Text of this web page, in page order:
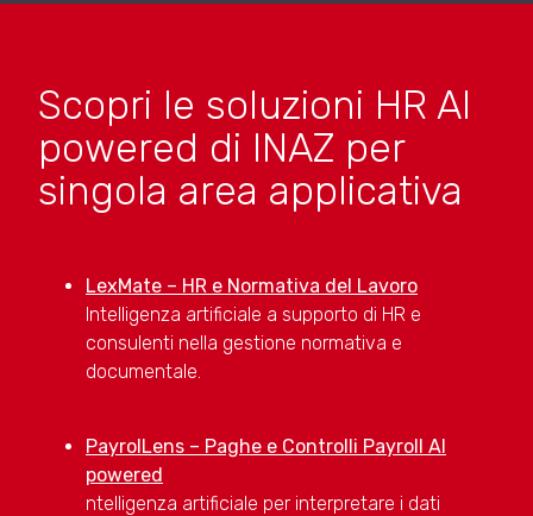
Scopri le soluzioni HR AI
powered di INAZ per
singola area applicativa
LexMate – HR e Normativa del Lavoro
Intelligenza artificiale a supporto di HR e
consulenti nella gestione normativa e
documentale.
PayrolLens – Paghe e Controlli Payroll AI
powered
ntelligenza artificiale per interpretare i dati